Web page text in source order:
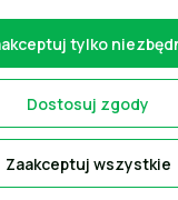
pełną wersję
tylko
Dostosuj zgody
Zaakceptuj wszystkie